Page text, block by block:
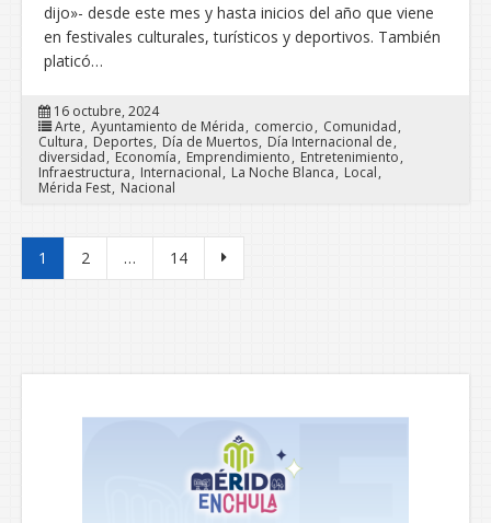
dijo»- desde este mes y hasta inicios del año que viene
en festivales culturales, turísticos y deportivos. También
platicó…
16 octubre, 2024
Arte Ayuntamiento de Mérida comercio
Comunidad
Cultura
Deportes Día de Muertos Día Internacional de
diversidad
Economía Emprendimiento
Entretenimiento
Infraestructura
Internacional La Noche Blanca
Local
Mérida Fest Nacional
Paginación de entradas
1 2 … 14